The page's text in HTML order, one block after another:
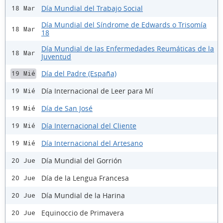
18 Mar Día Mundial del Trabajo Social
18 Mar
Día Mundial del Síndrome de Edwards o Trisomía
18
18 Mar
Día Mundial de las Enfermedades Reumáticas de la
Juventud
19 Mié Día del Padre (España)
19 Mié Día Internacional de Leer para Mí
19 Mié Día de San José
19 Mié Día Internacional del Cliente
19 Mié Día Internacional del Artesano
20 Jue Día Mundial del Gorrión
20 Jue Día de la Lengua Francesa
20 Jue Día Mundial de la Harina
20 Jue Equinoccio de Primavera